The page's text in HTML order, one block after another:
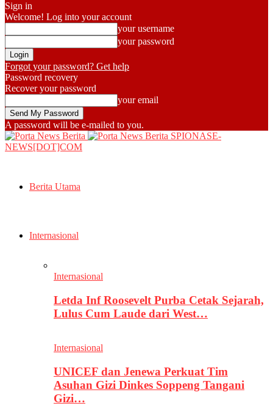
Sign in
Welcome! Log into your account
your username
your password
Forgot your password? Get help
Password recovery
Recover your password
your email
A password will be e-mailed to you.
SPIONASE-
NEWS[DOT]COM
Berita Utama
Internasional
Internasional
Letda Inf Roosevelt Purba Cetak Sejarah,
Lulus Cum Laude dari West…
Internasional
UNICEF dan Jenewa Perkuat Tim
Asuhan Gizi Dinkes Soppeng Tangani
Gizi…